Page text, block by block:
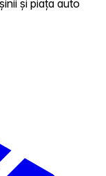
și piața auto